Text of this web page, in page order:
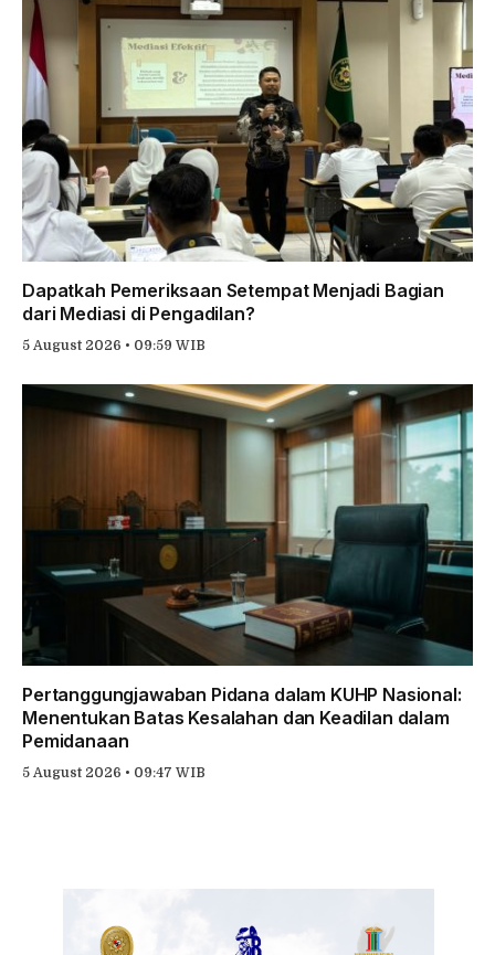
Dapatkah Pemeriksaan Setempat Menjadi Bagian
dari Mediasi di Pengadilan?
5 August 2026 • 09:59 WIB
Pertanggungjawaban Pidana dalam KUHP Nasional:
Menentukan Batas Kesalahan dan Keadilan dalam
Pemidanaan
5 August 2026 • 09:47 WIB